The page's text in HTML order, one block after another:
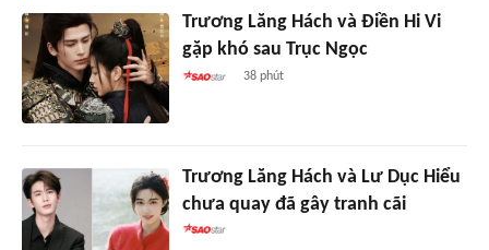
Trương Lăng Hách và Điền Hi Vi
gặp khó sau Trục Ngọc
38 phút
Trương Lăng Hách và Lư Dục Hiểu
chưa quay đã gây tranh cãi